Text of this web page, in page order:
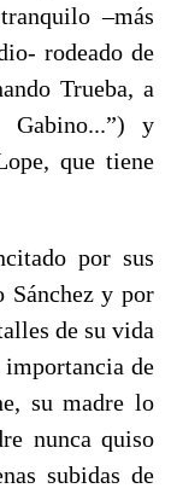
–más
rodeado de
Trueba, a
Gabino...”) y
que tiene
por sus
Sánchez y por
de su vida
importancia de
su madre lo
nunca quiso
subidas de